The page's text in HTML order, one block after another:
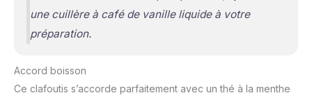
une cuillère à café de vanille liquide à votre
préparation.
Accord boisson
Ce clafoutis s’accorde parfaitement avec un thé à la menthe